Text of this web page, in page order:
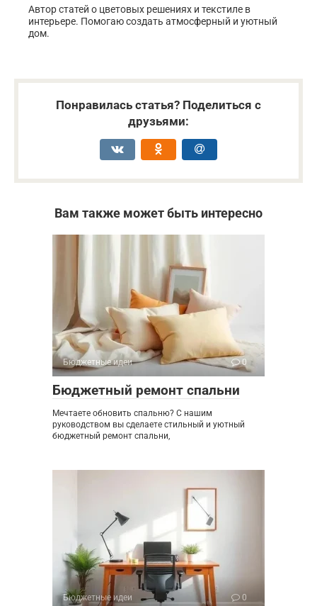
Автор статей о цветовых решениях и текстиле в
интерьере. Помогаю создать атмосферный и уютный
дом.
Понравилась статья? Поделиться с
друзьями:
Вам также может быть интересно
Бюджетные идеи 0
Бюджетный ремонт спальни
Мечтаете обновить спальню? С нашим
руководством вы сделаете стильный и уютный
бюджетный ремонт спальни,
Бюджетные идеи 0